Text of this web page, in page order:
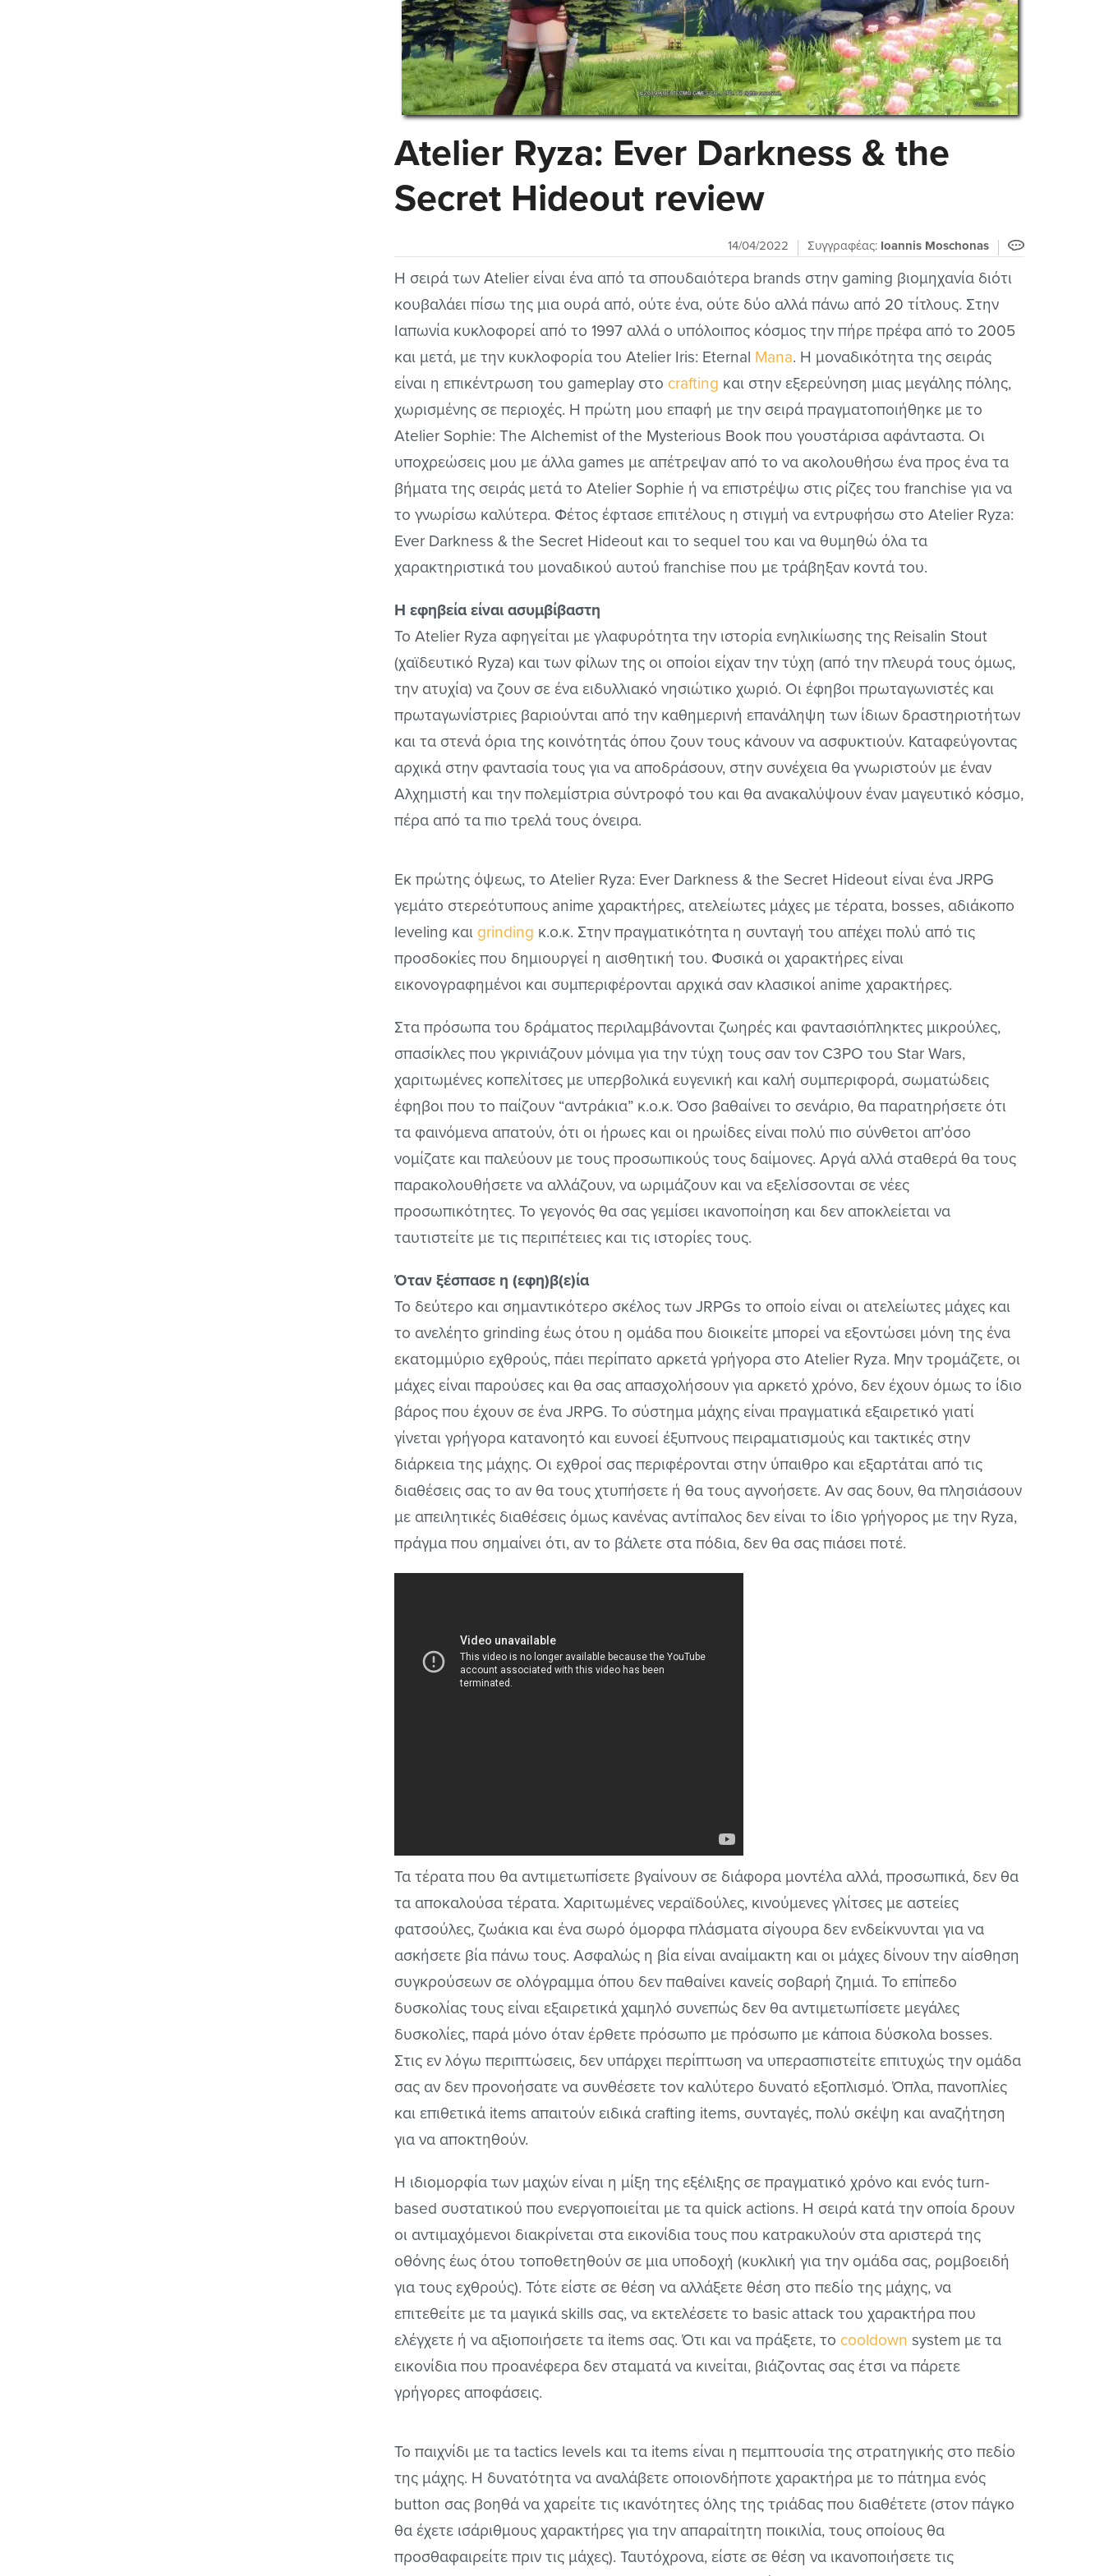
Atelier Ryza: Ever Darkness & the
Secret Hideout review
14/04/2022 Συγγραφέας: Ioannis Moschonas
Η σειρά των Atelier είναι ένα από τα σπουδαιότερα brands στην gaming βιομηχανία διότι
κουβαλάει πίσω της μια ουρά από, ούτε ένα, ούτε δύο αλλά πάνω από 20 τίτλους. Στην
Ιαπωνία κυκλοφορεί από το 1997 αλλά ο υπόλοιπος κόσμος την πήρε πρέφα από το 2005
και μετά, με την κυκλοφορία του Atelier Iris: Eternal Mana. Η μοναδικότητα της σειράς
είναι η επικέντρωση του gameplay στο crafting και στην εξερεύνηση μιας μεγάλης πόλης,
χωρισμένης σε περιοχές. Η πρώτη μου επαφή με την σειρά πραγματοποιήθηκε με το
Atelier Sophie: The Alchemist of the Mysterious Book που γουστάρισα αφάνταστα. Οι
υποχρεώσεις μου με άλλα games με απέτρεψαν από το να ακολουθήσω ένα προς ένα τα
βήματα της σειράς μετά το Atelier Sophie ή να επιστρέψω στις ρίζες του franchise για να
το γνωρίσω καλύτερα. Φέτος έφτασε επιτέλους η στιγμή να εντρυφήσω στο Atelier Ryza:
Ever Darkness & the Secret Hideout και το sequel του και να θυμηθώ όλα τα
χαρακτηριστικά του μοναδικού αυτού franchise που με τράβηξαν κοντά του.
H εφηβεία είναι ασυμβίβαστη
Το Atelier Ryza αφηγείται με γλαφυρότητα την ιστορία ενηλικίωσης της Reisalin Stout
(χαϊδευτικό Ryza) και των φίλων της οι οποίοι είχαν την τύχη (από την πλευρά τους όμως,
την ατυχία) να ζουν σε ένα ειδυλλιακό νησιώτικο χωριό. Οι έφηβοι πρωταγωνιστές και
πρωταγωνίστριες βαριούνται από την καθημερινή επανάληψη των ίδιων δραστηριοτήτων
και τα στενά όρια της κοινότητάς όπου ζουν τους κάνουν να ασφυκτιούν. Καταφεύγοντας
αρχικά στην φαντασία τους για να αποδράσουν, στην συνέχεια θα γνωριστούν με έναν
Αλχημιστή και την πολεμίστρια σύντροφό του και θα ανακαλύψουν έναν μαγευτικό κόσμο,
πέρα από τα πιο τρελά τους όνειρα.
Εκ πρώτης όψεως, το Atelier Ryza: Ever Darkness & the Secret Hideout είναι ένα JRPG
γεμάτο στερεότυπους anime χαρακτήρες, ατελείωτες μάχες με τέρατα, bosses, αδιάκοπο
leveling και grinding κ.ο.κ. Στην πραγματικότητα η συνταγή του απέχει πολύ από τις
προσδοκίες που δημιουργεί η αισθητική του. Φυσικά οι χαρακτήρες είναι
εικονογραφημένοι και συμπεριφέρονται αρχικά σαν κλασικοί anime χαρακτήρες.
Στα πρόσωπα του δράματος περιλαμβάνονται ζωηρές και φαντασιόπληκτες μικρούλες,
σπασίκλες που γκρινιάζουν μόνιμα για την τύχη τους σαν τον C3PO του Star Wars,
χαριτωμένες κοπελίτσες με υπερβολικά ευγενική και καλή συμπεριφορά, σωματώδεις
έφηβοι που το παίζουν “αντράκια” κ.ο.κ. Όσο βαθαίνει το σενάριο, θα παρατηρήσετε ότι
τα φαινόμενα απατούν, ότι οι ήρωες και οι ηρωίδες είναι πολύ πιο σύνθετοι απ’όσο
νομίζατε και παλεύουν με τους προσωπικούς τους δαίμονες. Αργά αλλά σταθερά θα τους
παρακολουθήσετε να αλλάζουν, να ωριμάζουν και να εξελίσσονται σε νέες
προσωπικότητες. Το γεγονός θα σας γεμίσει ικανοποίηση και δεν αποκλείεται να
ταυτιστείτε με τις περιπέτειες και τις ιστορίες τους.
Όταν ξέσπασε η (εφη)β(ε)ία
Το δεύτερο και σημαντικότερο σκέλος των JRPGs το οποίο είναι οι ατελείωτες μάχες και
το ανελέητο grinding έως ότου η ομάδα που διοικείτε μπορεί να εξοντώσει μόνη της ένα
εκατομμύριο εχθρούς, πάει περίπατο αρκετά γρήγορα στο Atelier Ryza. Μην τρομάζετε, οι
μάχες είναι παρούσες και θα σας απασχολήσουν για αρκετό χρόνο, δεν έχουν όμως το ίδιο
βάρος που έχουν σε ένα JRPG. Το σύστημα μάχης είναι πραγματικά εξαιρετικό γιατί
γίνεται γρήγορα κατανοητό και ευνοεί έξυπνους πειραματισμούς και τακτικές στην
διάρκεια της μάχης. Οι εχθροί σας περιφέρονται στην ύπαιθρο και εξαρτάται από τις
διαθέσεις σας το αν θα τους χτυπήσετε ή θα τους αγνοήσετε. Αν σας δουν, θα πλησιάσουν
με απειλητικές διαθέσεις όμως κανένας αντίπαλος δεν είναι το ίδιο γρήγορος με την Ryza,
πράγμα που σημαίνει ότι, αν το βάλετε στα πόδια, δεν θα σας πιάσει ποτέ.
Τα τέρατα που θα αντιμετωπίσετε βγαίνουν σε διάφορα μοντέλα αλλά, προσωπικά, δεν θα
τα αποκαλούσα τέρατα. Χαριτωμένες νεραϊδούλες, κινούμενες γλίτσες με αστείες
φατσούλες, ζωάκια και ένα σωρό όμορφα πλάσματα σίγουρα δεν ενδείκνυνται για να
ασκήσετε βία πάνω τους. Ασφαλώς η βία είναι αναίμακτη και οι μάχες δίνουν την αίσθηση
συγκρούσεων σε ολόγραμμα όπου δεν παθαίνει κανείς σοβαρή ζημιά. Το επίπεδο
δυσκολίας τους είναι εξαιρετικά χαμηλό συνεπώς δεν θα αντιμετωπίσετε μεγάλες
δυσκολίες, παρά μόνο όταν έρθετε πρόσωπο με πρόσωπο με κάποια δύσκολα bosses.
Στις εν λόγω περιπτώσεις, δεν υπάρχει περίπτωση να υπερασπιστείτε επιτυχώς την ομάδα
σας αν δεν προνοήσατε να συνθέσετε τον καλύτερο δυνατό εξοπλισμό. Όπλα, πανοπλίες
και επιθετικά items απαιτούν ειδικά crafting items, συνταγές, πολύ σκέψη και αναζήτηση
για να αποκτηθούν.
Η ιδιομορφία των μαχών είναι η μίξη της εξέλιξης σε πραγματικό χρόνο και ενός turn-
based συστατικού που ενεργοποιείται με τα quick actions. Η σειρά κατά την οποία δρουν
οι αντιμαχόμενοι διακρίνεται στα εικονίδια τους που κατρακυλούν στα αριστερά της
οθόνης έως ότου τοποθετηθούν σε μια υποδοχή (κυκλική για την ομάδα σας, ρομβοειδή
για τους εχθρούς). Τότε είστε σε θέση να αλλάξετε θέση στο πεδίο της μάχης, να
επιτεθείτε με τα μαγικά skills σας, να εκτελέσετε το basic attack του χαρακτήρα που
ελέγχετε ή να αξιοποιήσετε τα items σας. Ότι και να πράξετε, το cooldown system με τα
εικονίδια που προανέφερα δεν σταματά να κινείται, βιάζοντας σας έτσι να πάρετε
γρήγορες αποφάσεις.
Το παιχνίδι με τα tactics levels και τα items είναι η πεμπτουσία της στρατηγικής στο πεδίο
της μάχης. Η δυνατότητα να αναλάβετε οποιονδήποτε χαρακτήρα με το πάτημα ενός
button σας βοηθά να χαρείτε τις ικανότητες όλης της τριάδας που διαθέτετε (στον πάγκο
θα έχετε ισάριθμους χαρακτήρες για την απαραίτητη ποικιλία, τους οποίους θα
προσθαφαιρείτε πριν τις μάχες). Ταυτόχρονα, είστε σε θέση να ικανοποιήσετε τις